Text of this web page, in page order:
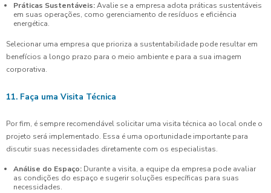
Práticas Sustentáveis:Avalie se a empresa adota práticas sustentáveis
em suas operações, como gerenciamento de resíduos e eficiência
energética.
Selecionar uma empresa que prioriza a sustentabilidade pode resultar em
benefícios a longo prazo para o meio ambiente e para a sua imagem
corporativa.
11. Faça uma Visita Técnica
Por fim, é sempre recomendável solicitar uma visita técnica ao local onde o
projeto será implementado. Essa é uma oportunidade importante para
discutir suas necessidades diretamente com os especialistas.
Análise do Espaço: Durante a visita, a equipe da empresa pode avaliar
as condições do espaço e sugerir soluções específicas para suas
necessidades.